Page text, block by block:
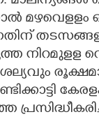
മഴവെളളം
നിറമുളള
ശല്യവും